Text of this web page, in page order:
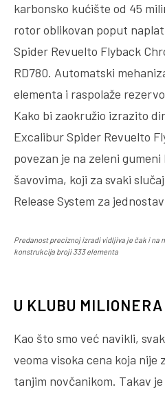
karbonsko kućište od 45
rotor oblikovan poput
Spider Revuelto Flyback
RD780. Automatski
elementa i raspolaže
Kako bi zaokružio izrazito
Excalibur Spider Revuelto
povezan je na zeleni
šavovima, koji za svaki
Release System za
Predanost preciznoj izradi vidljiva je čak i na
konstrukcija broji 333 elementa
U KLUBU MILIONERA
Kao što smo već navikli,
veoma visoka cena koja nije
tanjim novčanikom. Takav